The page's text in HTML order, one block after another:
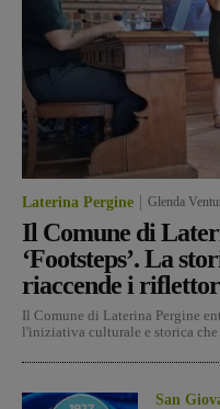
Laterina Pergine Glenda
Il Comune di
‘Footsteps’. La
riaccende i
Il Comune di Laterina Pergine
l'iniziativa culturale e storica che
San